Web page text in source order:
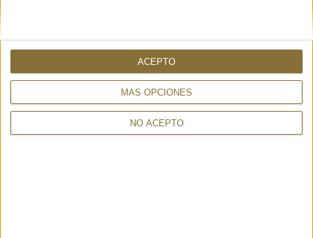
MÁS OPCIONES
NO ACEPTO
ACEPTO
590,00 €
233,00 €